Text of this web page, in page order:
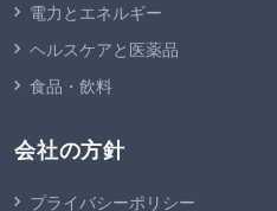
電力とエネルギー
ヘルスケアと医薬品
食品・飲料
会社の方針
プライバシーポリシー